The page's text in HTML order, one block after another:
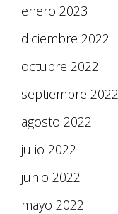
enero 2023
diciembre 2022
octubre 2022
septiembre 2022
agosto 2022
julio 2022
junio 2022
mayo 2022